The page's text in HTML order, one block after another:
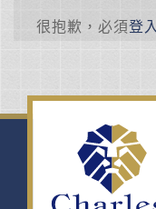
很抱歉，必須登入